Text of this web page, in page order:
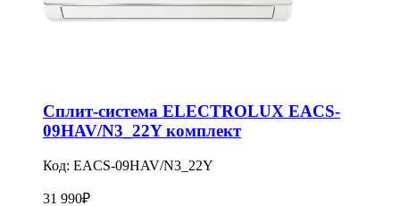
Сплит-система ELECTROLUX EACS-
09HAV/N3_22Y комплект
Код: EACS-09HAV/N3_22Y
31 990₽